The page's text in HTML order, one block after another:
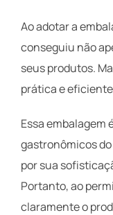
Ao adotar a
conseguiu não
seus produtos.
prática e
Essa embalagem
gastronômicos
por sua
Portanto, ao
claramente o